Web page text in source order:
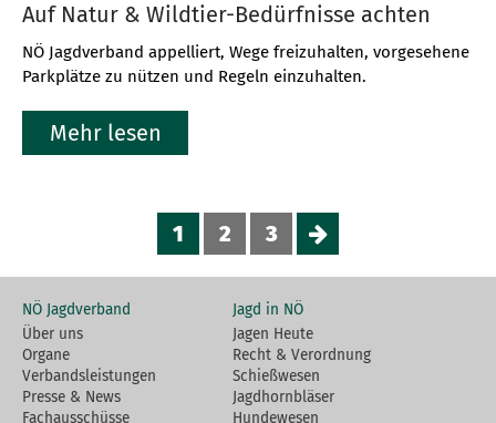
Auf Natur & Wildtier-Bedürfnisse achten
NÖ Jagdverband appelliert, Wege freizuhalten, vorgesehene
Parkplätze zu nützen und Regeln einzuhalten.
Mehr lesen
1 2 3
NÖ Jagdverband
Über uns
Organe
Verbandsleistungen
Presse & News
Fachausschüsse
Jagd in NÖ
Jagen Heute
Recht & Verordnung
Schießwesen
Jagdhornbläser
Hundewesen